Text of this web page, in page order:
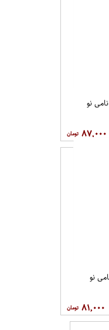
۸۷,۰۰۰
۸۱,۰۰۰